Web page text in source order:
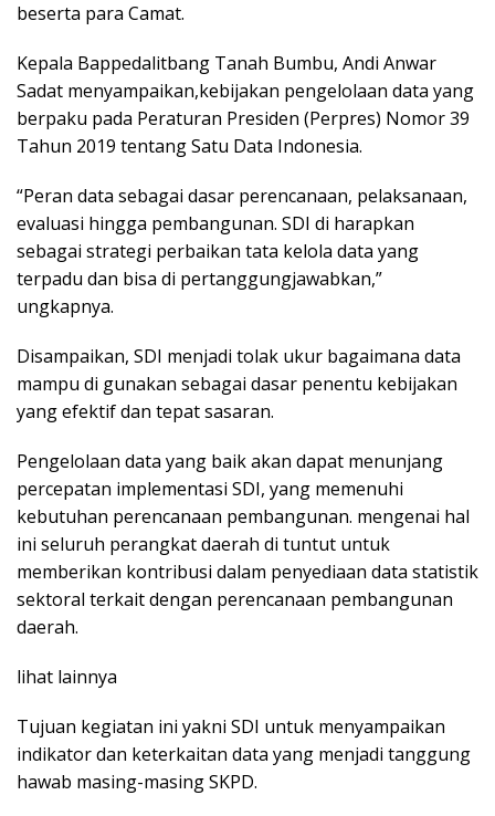
beserta para Camat.
Kepala Bappedalitbang Tanah Bumbu, Andi Anwar
Sadat menyampaikan,kebijakan pengelolaan data yang
berpaku pada Peraturan Presiden (Perpres) Nomor 39
Tahun 2019 tentang Satu Data Indonesia.
“Peran data sebagai dasar perencanaan, pelaksanaan,
evaluasi hingga pembangunan. SDI di harapkan
sebagai strategi perbaikan tata kelola data yang
terpadu dan bisa di pertanggungjawabkan,”
ungkapnya.
Disampaikan, SDI menjadi tolak ukur bagaimana data
mampu di gunakan sebagai dasar penentu kebijakan
yang efektif dan tepat sasaran.
Pengelolaan data yang baik akan dapat menunjang
percepatan implementasi SDI, yang memenuhi
kebutuhan perencanaan pembangunan. mengenai hal
ini seluruh perangkat daerah di tuntut untuk
memberikan kontribusi dalam penyediaan data statistik
sektoral terkait dengan perencanaan pembangunan
daerah.
lihat lainnya
Tujuan kegiatan ini yakni SDI untuk menyampaikan
indikator dan keterkaitan data yang menjadi tanggung
hawab masing-masing SKPD.